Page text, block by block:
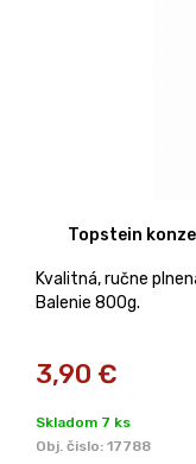
Topstein
Kvalitná, ručne
Balenie 800g.
3,90 €
Skladom 7 ks
Obj. čislo: 17788